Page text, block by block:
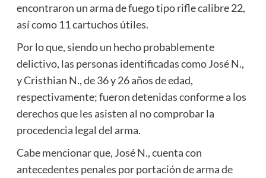
encontraron un arma de fuego tipo rifle calibre 22,
así como 11 cartuchos útiles.
Por lo que, siendo un hecho probablemente
delictivo, las personas identificadas como José N.,
y Cristhian N., de 36 y 26 años de edad,
respectivamente; fueron detenidas conforme a los
derechos que les asisten al no comprobar la
procedencia legal del arma.
Cabe mencionar que, José N., cuenta con
antecedentes penales por portación de arma de